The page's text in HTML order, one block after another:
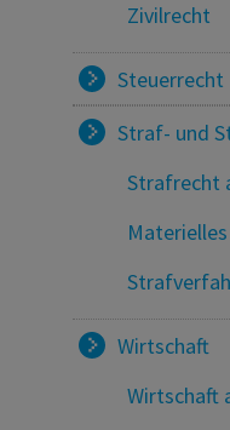
Zivilrecht
Steuerrecht
Straf- und
Strafrecht
Wirtschaft
Wirtschaft